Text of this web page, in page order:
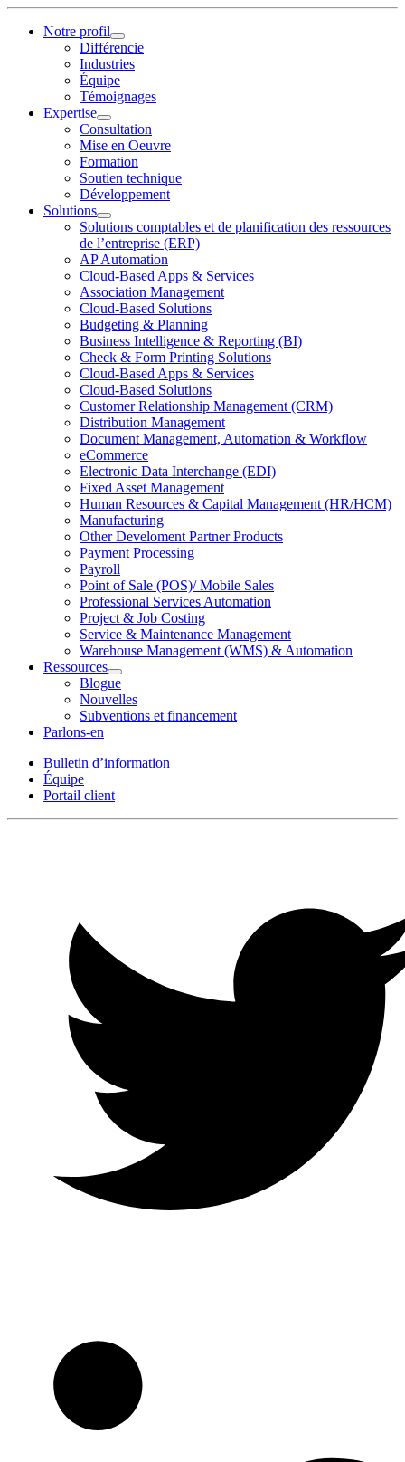
Notre profil
Open
Notre
profil
Section
Menu
Différencie
Industries
Équipe
Témoignages
Expertise
Open
Expertise
Section
Menu
Consultation
Mise en Oeuvre
Formation
Soutien technique
Développement
Solutions
Open
Solutions
Section
Menu
Solutions comptables et de planification des ressources
de l’entreprise (ERP)
AP Automation
Cloud-Based Apps & Services
Association Management
Cloud-Based Solutions
Budgeting & Planning
Business Intelligence & Reporting (BI)
Check & Form Printing Solutions
Cloud-Based Apps & Services
Cloud-Based Solutions
Customer Relationship Management (CRM)
Distribution Management
Document Management, Automation & Workflow
eCommerce
Electronic Data Interchange (EDI)
Fixed Asset Management
Human Resources & Capital Management (HR/HCM)
Manufacturing
Other Develoment Partner Products
Payment Processing
Payroll
Point of Sale (POS)/ Mobile Sales
Professional Services Automation
Project & Job Costing
Service & Maintenance Management
Warehouse Management (WMS) & Automation
Ressources
Open
Ressources
Section
Menu
Blogue
Nouvelles
Subventions et financement
Parlons-en
Bulletin d’information
Équipe
Portail client